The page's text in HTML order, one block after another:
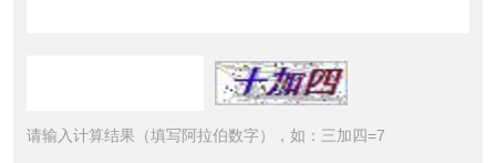
请输入计算结果（填写阿拉伯数字），如：三加四=7